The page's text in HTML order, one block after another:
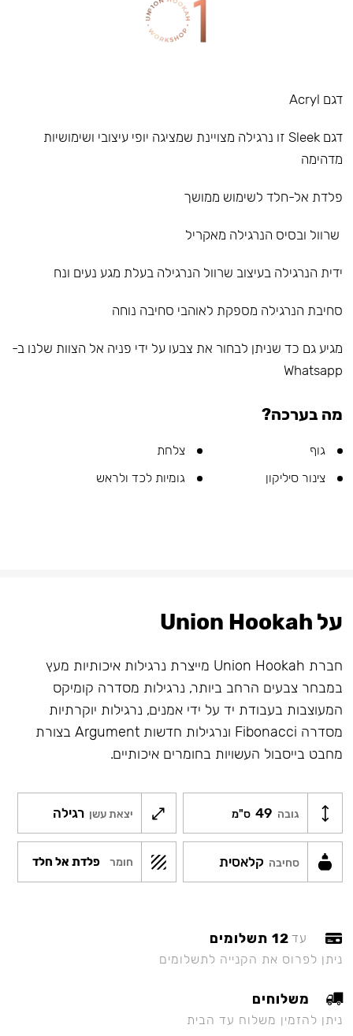
דגם Acryl
דגם Sleek זו נרגילה מצויינת שמציגה יופי עיצובי ושימושיות
מדהימה
פלדת אל-חלד לשימוש ממושך
שרוול ובסיס הנרגילה מאקריל
ידית הנרגילה בעיצוב שרוול הנרגילה בעלת מגע נעים ונח
סחיבת הנרגילה מספקת לאוהבי סחיבה נוחה
מגיע גם כד שניתן לבחור את צבעו על ידי פניה אל הצוות שלנו ב-
Whatsapp
מה בערכה?
גוף
צלחת
צינור סיליקון
גומיות לכד ולראש
על Union Hookah
חברת Union Hookah מייצרת נרגילות איכותיות מעץ
במבחר צבעים הרחב ביותר, נרגילות מסדרה קומיקס
המעוצבות בעבודת יד על ידי אמנים, נרגילות יוקרתיות
מסדרה Fibonacci ונרגילות חדשות Argument בצורת
מחבט בייסבול העשויות בחומרים איכותיים.
גובה 49 ס"מ יצאת עשן רגילה
סחיבה קלאסית חומר פלדת אל חלד
עד 12 תשלומים
ניתן לפרוס את הקנייה לתשלומים
משלוחים
ניתן להזמין משלוח עד הבית